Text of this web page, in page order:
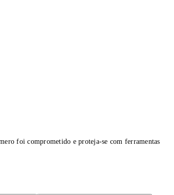
foi comprometido e proteja-se com ferramentas